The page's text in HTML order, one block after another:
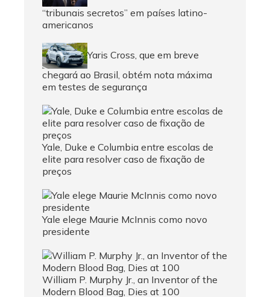
“tribunais secretos” em países latino-
americanos
Yaris Cross, que em breve
chegará ao Brasil, obtém nota máxima
em testes de segurança
Yale, Duke e Columbia entre escolas de
elite para resolver caso de fixação de
preços
Yale elege Maurie McInnis como novo
presidente
William P. Murphy Jr., an Inventor of the
Modern Blood Bag, Dies at 100